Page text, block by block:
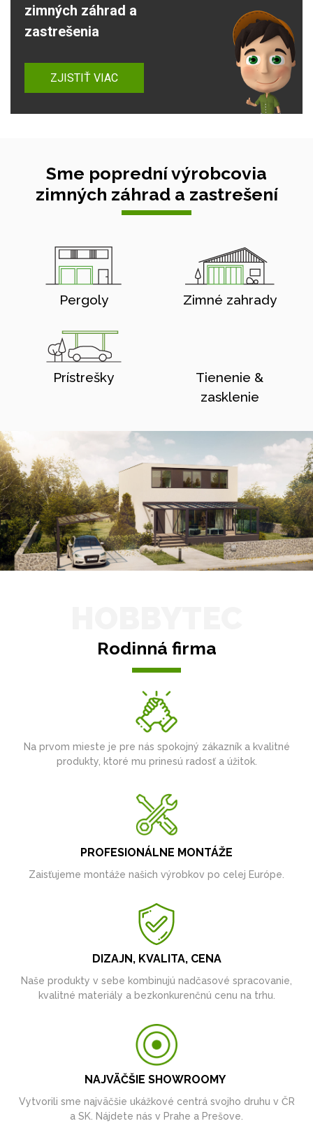
zimných záhrad a
zastrešenia
ZJISTIŤ VIAC
Sme poprední výrobcovia
zimných záhrad a zastrešení
Pergoly Zimné zahrady
Prístrešky
Tienenie &
zasklenie
Rodinná firma
Na prvom mieste je pre nás spokojný zákazník a kvalitné
produkty, ktoré mu prinesú radosť a úžitok.
PROFESIONÁLNE MONTÁŽE
Zaisťujeme montáže našich výrobkov po celej Európe.
DIZAJN, KVALITA, CENA
Naše produkty v sebe kombinujú nadčasové spracovanie,
kvalitné materiály a bezkonkurenčnú cenu na trhu.
NAJVÄČŠIE SHOWROOMY
Vytvorili sme najväčšie ukážkové centrá svojho druhu v ČR
a SK. Nájdete nás v Prahe a Prešove.